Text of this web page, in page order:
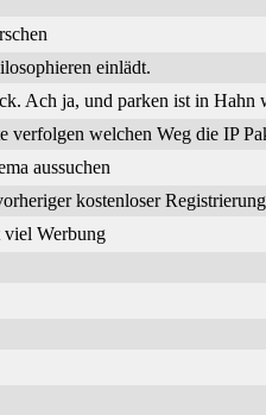
einlädt.
Ach ja, und parken ist in Hahn
welchen Weg die IP
aussuchen
kostenloser
viel Werbung